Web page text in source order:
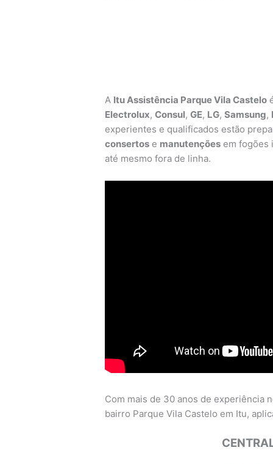
A Itu Assistência Parque Vila Castelo
Electrolux,Consul,GE, LG,Samsung,
experientes e qualificados estão
consertos e manutenções em fogões
até mesmo fora de linha.
Com mais de 30 anos de experiência
bairro Parque Vila Castelo em Itu,